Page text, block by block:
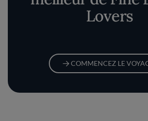
Lovers
COMMENCEZ LE